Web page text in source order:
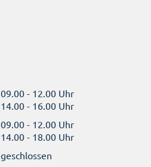
09.00 - 12.00 Uhr
14.00 - 16.00 Uhr
09.00 - 12.00 Uhr
14.00 - 18.00 Uhr
geschlossen